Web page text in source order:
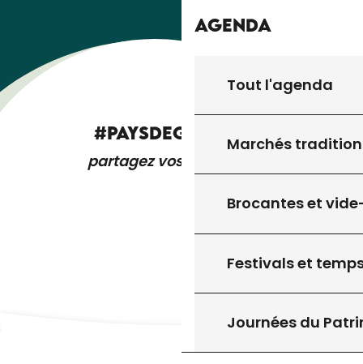
Agenda
Tout l'agenda
Marchés
Brocantes et
Festivals et
Journées du
#PAYSDEGOURDON
partagez vos expériences